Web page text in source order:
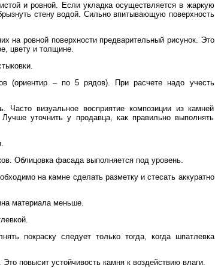
и ровной. Если укладка осуществляется в жаркую
стену водой. Сильно впитывающую поверхность
на ровной поверхности предварительный рисунок. Это
цвету и толщине.
(ориентир – по 5 рядов). При расчете надо учесть
Часто визуальное восприятие композиции из камней
уточнить у продавца, как правильно выполнять
Облицовка фасада выполняется под уровень.
на камне сделать разметку и стесать аккуратно
материала меньше.
покраску следует только тогда, когда шпатлевка
повысит устойчивость камня к воздействию влаги.